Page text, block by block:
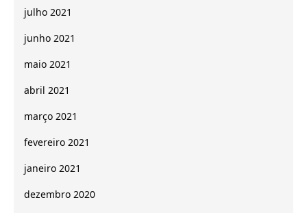
julho 2021
junho 2021
maio 2021
abril 2021
março 2021
fevereiro 2021
janeiro 2021
dezembro 2020